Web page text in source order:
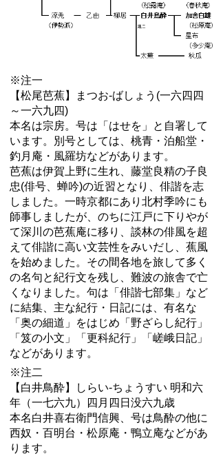
※注一
【松尾芭蕉】まつお‐ばしょう(一六四四
～一六九四)
本名は宗房。号は「はせを」と自署して
います。別号としては、桃青・泊船堂・
釣月庵・風羅坊などがあります。
芭蕉は伊賀上野に生れ、藤堂良精の子良
忠(俳号、蝉吟)の近習となり、俳諧を志
しました。一時京都にあり北村季吟にも
師事しましたが、のちに江戸に下りやが
て深川の芭蕉庵に移り、談林の俳風を超
えて俳諧に高い文芸性をみいだし、蕉風
を始めました。その間各地を旅して多く
の名句と紀行文を残し、難波の旅舎で亡
くなりました。句は「俳諧七部集」など
に結集、主な紀行・日記には、有名な
「奥の細道」をはじめ「野ざらし紀行」
「笈の小文」「更科紀行」「嵯峨日記」
などがあります。
※注二
【白井鳥酔】しらい-ちょうすい 明和六
年（一七六九）四月四日没六九歳
本名白井喜右衛門信興、号は鳥酔の他に
西奴・百明台・松原庵・鴨立庵などがあ
ります。